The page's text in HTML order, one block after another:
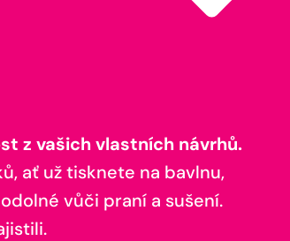
z vašich vlastních návrhů.
ať už tisknete na bavlnu,
vůči praní a sušení.